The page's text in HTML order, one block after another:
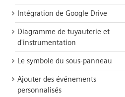
Intégration de Google Drive
Diagramme de tuyauterie et
d'instrumentation
Le symbole du sous-panneau
Ajouter des événements
personnalisés